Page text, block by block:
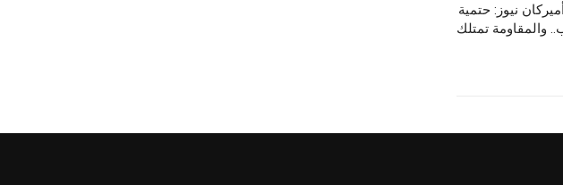
نيوز: حتمية
والمقاومة تمتلك